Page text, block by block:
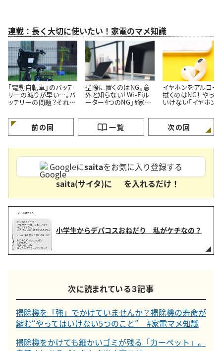
連載：長く大切に使いたい！家電のマメ知識
「電動自転車」のバッテ
リーの減りが早い…。バ
ッテリーの問題？それと
マメ知識45
壁際に置くのはNG。意
外と知らない「Wi-Fiル
ーター4つのNG」#家電
イヤホンをアルコー
拭くのはNG！ やっ
いけない「イヤホン
識40
前の回 一覧 次の回
Googleにsaitaをお気に入り登録する
saita(サイタ)に
を入れるだけ！
小学生からデパコスおねだり 私がケチなの？
次に読まれている３記事
掃除機を「強」でかけていませんか？掃除機の寿命が
縮む“やってはいけない5つのこと” #家電マメ知識
掃除機をかけても細かいゴミが残る「カーペット」。